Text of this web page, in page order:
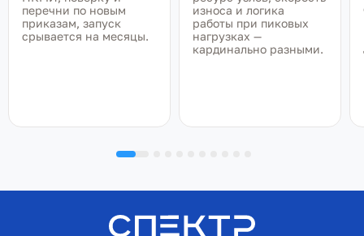
перечни по новым
приказам, запуск
срывается на месяцы.
износа и логика
работы при пиковых
нагрузках —
кардинально разными.